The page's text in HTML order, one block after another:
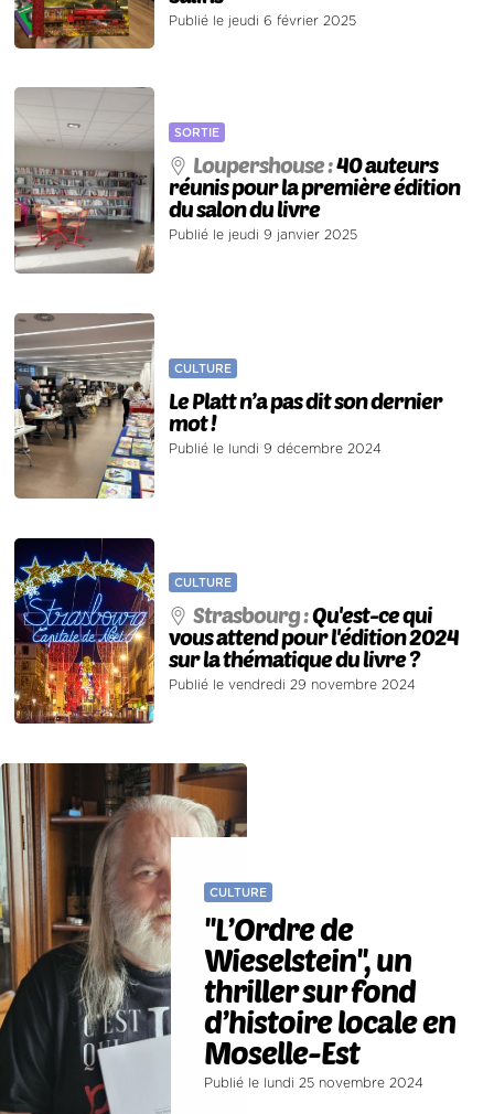
Publié le jeudi 6 février 2025
SORTIE
Loupershouse :40 auteurs
réunis pour la première édition
du salon du livre
Publié le jeudi 9 janvier 2025
CULTURE
Le Platt n’a pas dit son dernier
mot !
Publié le lundi 9 décembre 2024
CULTURE
Strasbourg :Qu'est-ce qui
vous attend pour l'édition 2024
sur la thématique du livre ?
Publié le vendredi 29 novembre 2024
CULTURE
''L’Ordre de
Wieselstein'', un
thriller sur fond
d’histoire locale en
Moselle-Est
Publié le lundi 25 novembre 2024